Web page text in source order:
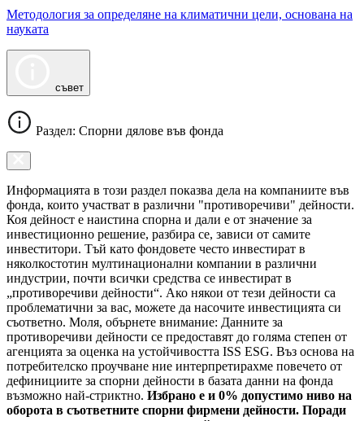
Методология за определяне на климатични цели, основана на
науката
съвет
Раздел: Спорни дялове във фонда
Информацията в този раздел показва дела на компаниите във
фонда, които участват в различни "противоречиви" дейности.
Коя дейност е наистина спорна и дали е от значение за
инвестиционно решение, разбира се, зависи от самите
инвеститори. Тъй като фондовете често инвестират в
няколкостотин мултинационални компании в различни
индустрии, почти всички средства се инвестират в
„противоречиви дейности“. Ако някои от тези дейности са
проблематични за вас, можете да насочите инвестицията си
съответно. Моля, обърнете внимание: Данните за
противоречиви дейности се предоставят до голяма степен от
агенцията за оценка на устойчивостта ISS ESG. Въз основа на
потребителско проучване ние интерпретирахме повечето от
дефинициите за спорни дейности в базата данни на фонда
възможно най-стриктно. Избрано е и 0% допустимо ниво на
оборота в съответните спорни фирмени дейности. Поради